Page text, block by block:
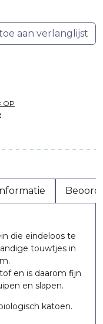
aan verlanglijst
OP
die eindeloos te
touwtjes in
en is daarom fijn
en slapen.
katoen.